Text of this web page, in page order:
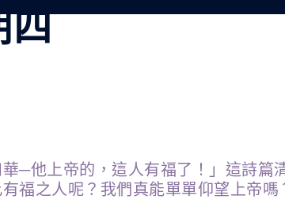
四
華─他上帝的，這人有福了！」這詩
福之人呢？我們真能單單仰望上帝嗎